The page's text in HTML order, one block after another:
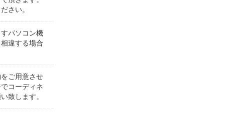
さい。
パソコン機
違する場合
ご用意させ
コーディネ
致します。